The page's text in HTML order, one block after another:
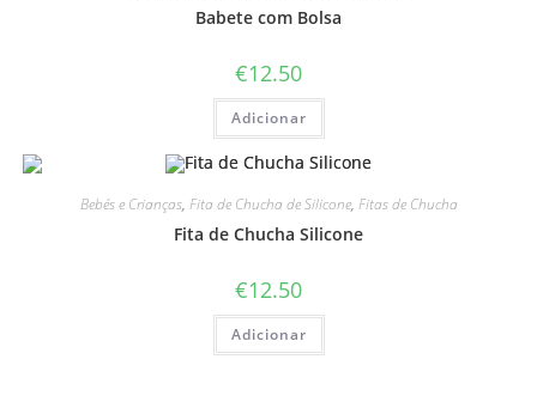
Babete com Bolsa
€12.50
Adicionar
Bebés e Crianças, Fita de Chucha de Silicone, Fitas de Chucha
Fita de Chucha Silicone
€12.50
Adicionar